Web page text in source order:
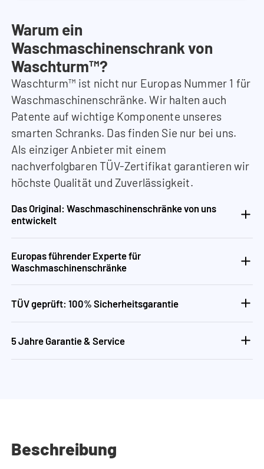
Warum ein
Waschmaschinenschrank von
Waschturm™?
Waschturm™ ist nicht nur Europas Nummer 1 für
Waschmaschinenschränke. Wir halten auch
Patente auf wichtige Komponente unseres
smarten Schranks. Das finden Sie nur bei uns.
Als einziger Anbieter mit einem
nachverfolgbaren TÜV-Zertifikat garantieren wir
höchste Qualität und Zuverlässigkeit.
Das Original: Waschmaschinenschränke von uns
entwickelt
Europas führender Experte für
Waschmaschinenschränke
TÜV geprüft: 100% Sicherheitsgarantie
5 Jahre Garantie & Service
Beschreibung